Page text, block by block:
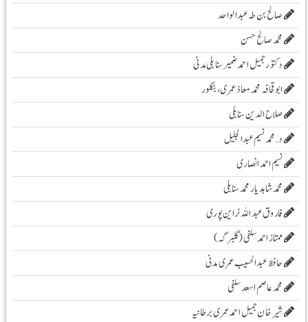
صالح بن طہ عبد الواحد
محمد صالح حسن
دکتور جمیل احمد ضمیر سنابلی مدنی
ابو قحافہ محمد معاذ عمری، بنگلور
صلاح الدین سنابلی
د. محمد نسیم عبد الجلیل
نسیم احمد انصاری
محمد شاہد یار محمد سنابلی
فاروق عبد اللہ نراین پوری
ممتاز احمد سلفی (گلبرگہ)
حافظ عبدالحسیب عمری مدنی
محمد عاصم اسعد سلفی
شیرخان جمیل احمد عمری برطانیہ